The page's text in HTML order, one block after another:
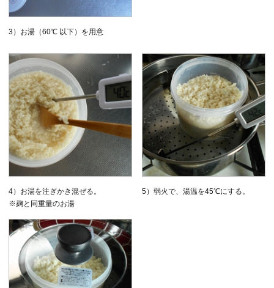
3）お湯（60℃ 以下）を用意
4）お湯を注ぎかき混ぜる。
※麹と同重量のお湯
5）弱火で、湯温を45℃にする。